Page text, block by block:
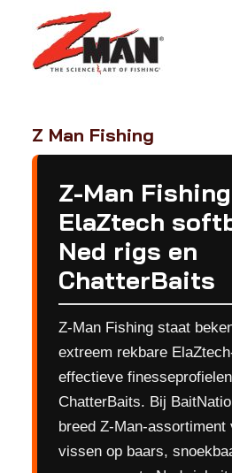
Z Man Fishing
Z-Man
ElaZtech
Ned rigs en
ChatterBaits
Z-Man Fishing staat
extreem rekbare
effectieve
ChatterBaits. Bij
breed Z-Man-assortiment
vissen op baars,